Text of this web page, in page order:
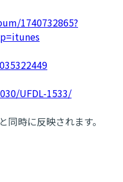
1740732865?
UFDL-1533/
時に反映されます。